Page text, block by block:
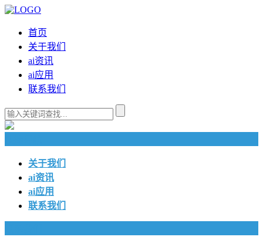
首页
关于我们
ai资讯
ai应用
联系我们
关于我们
ai资讯
ai应用
联系我们